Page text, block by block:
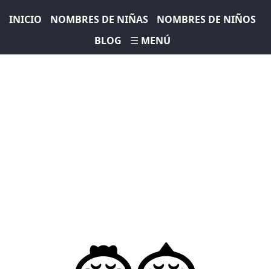
INICIO NOMBRES DE NIÑAS
NOMBRES DE NIÑOS
BLOG
☰ MENÚ